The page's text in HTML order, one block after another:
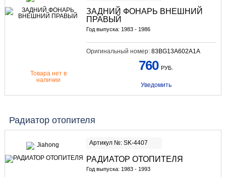
ЗАДНИЙ ФОНАРЬ ВНЕШНИЙ
ПРАВЫЙ
Год выпуска: 1983 - 1986
Оригинальный номер: 83BG13A602A1A
Товара нет в
наличии
760 РУБ.
Уведомить
Радиатор отопителя
Артикул №: SK-4407
РАДИАТОР ОТОПИТЕЛЯ
Год выпуска: 1983 - 1993